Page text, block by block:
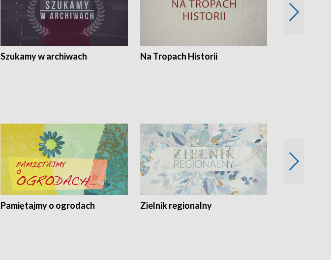
Szukamy w archiwach Na Tropach Historii
Pamiętajmy o ogrodach Zielnik regionalny